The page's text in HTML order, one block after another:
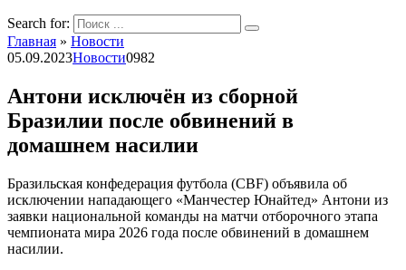
Search for:
Главная » Новости
05.09.2023Новости0982
Антони исключён из сборной
Бразилии после обвинений в
домашнем насилии
Бразильская конфедерация футбола (CBF) объявила об
исключении нападающего «Манчестер Юнайтед» Антони из
заявки национальной команды на матчи отборочного этапа
чемпионата мира 2026 года после обвинений в домашнем
насилии.